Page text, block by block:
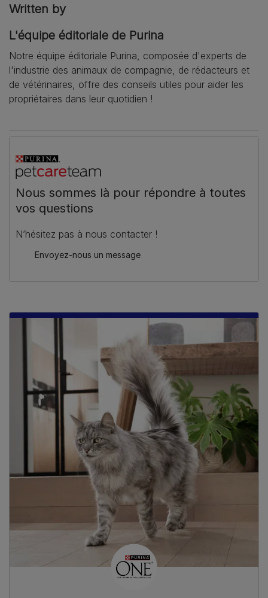
Written by
L'équipe éditoriale de Purina
Notre équipe éditoriale Purina, composée d'experts de
l'industrie des animaux de compagnie, de rédacteurs et
de vétérinaires, offre des conseils utiles pour aider les
propriétaires dans leur quotidien !
Nous sommes là pour répondre à toutes
vos questions
N’hésitez pas à nous contacter !
Envoyez-nous un message